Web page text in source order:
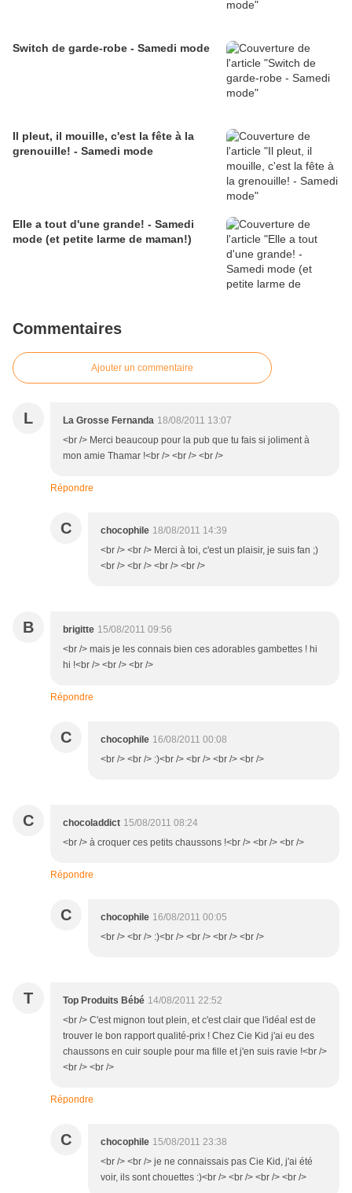
Switch de garde-robe - Samedi mode
Il pleut, il mouille, c'est la fête à la
grenouille! - Samedi mode
Elle a tout d'une grande! - Samedi
mode (et petite larme de maman!)
Commentaires
Ajouter un commentaire
L La Grosse Fernanda 18/08/2011 13:07
<br /> Merci beaucoup pour la pub que tu fais si joliment à
mon amie Thamar !<br /> <br /> <br />
Répondre
C chocophile 18/08/2011 14:39
<br /> <br /> Merci à toi, c'est un plaisir, je suis fan ;)
<br /> <br /> <br /> <br />
B brigitte 15/08/2011 09:56
<br /> mais je les connais bien ces adorables gambettes ! hi
hi !<br /> <br /> <br />
Répondre
C chocophile 16/08/2011 00:08
<br /> <br /> :)<br /> <br /> <br /> <br />
C chocoladdict 15/08/2011 08:24
<br /> à croquer ces petits chaussons !<br /> <br /> <br />
Répondre
C chocophile 16/08/2011 00:05
<br /> <br /> :)<br /> <br /> <br /> <br />
T Top Produits Bébé 14/08/2011 22:52
<br /> C'est mignon tout plein, et c'est clair que l'idéal est de
trouver le bon rapport qualité-prix ! Chez Cie Kid j'ai eu des
chaussons en cuir souple pour ma fille et j'en suis ravie !<br />
<br /> <br />
Répondre
C chocophile 15/08/2011 23:38
<br /> <br /> je ne connaissais pas Cie Kid, j'ai été
voir, ils sont chouettes :)<br /> <br /> <br /> <br />